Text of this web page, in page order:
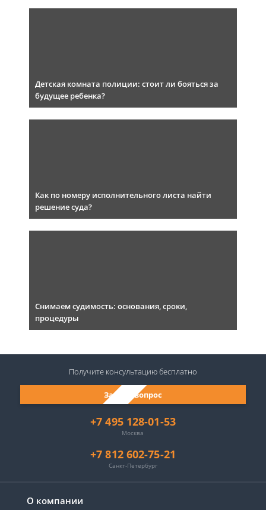
Детская комната полиции: стоит ли бояться за
будущее ребенка?
Как по номеру исполнительного листа найти
решение суда?
Снимаем судимость: основания, сроки,
процедуры
О компании
+7 495 128-01-53
Москва
+7 812 602-75-21
Санкт-Петербург
Задать вопрос
Получите консультациюбесплатно